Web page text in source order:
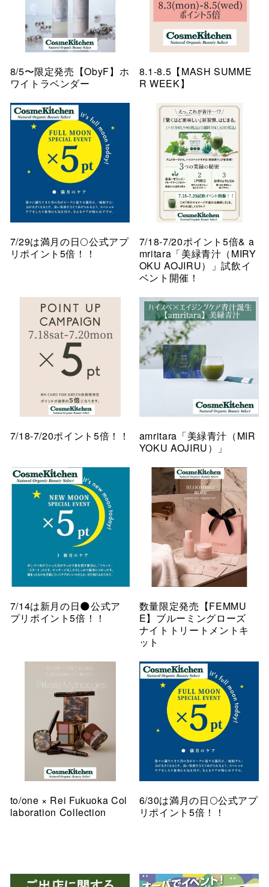
8/5〜限定発売【ObyF】ホ
ワイトラベンダー
8.1-8.5【MASH SUMME
R WEEK】
7/29は満月の日🌕公式アプ
リポイント5倍！！
7/18-7/20ポイント5倍& a
mritara「美緑青汁（MIRY
OKU AOJIRU）」試飲イ
ベント開催！
7/18-7/20ポイント5倍！！
amritara「美緑青汁（MIR
YOKU AOJIRU）」
7/14は新月の日🌑公式ア
プリポイント5倍！！
数量限定発売【FEMMU
E】ブルーミングローズ
ナイトトリートメントキ
ット
to/one × Rei Fukuoka Col
laboration Collection
6/30は満月の日🌕公式アプ
リポイント5倍！！